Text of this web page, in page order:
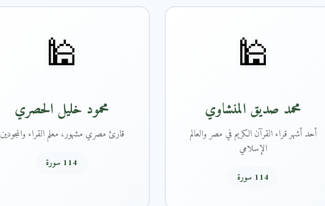
🕌
محمد صديق المنشاوي
أحد أشهر قراء القرآن الكريم في مصر والعالم
الإسلامي
114 سورة
🕌
محمود خليل الحصري
قارئ مصري مشهور، معلم القراء والمجودين
114 سورة